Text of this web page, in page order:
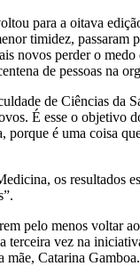
para a oitava
timidez, passaram
novos perder o
de pessoas na
de Ciências
É esse o objetivo
porque é uma coisa
os resultados
pelo menos voltar
vez na
Catarina Gamboa.